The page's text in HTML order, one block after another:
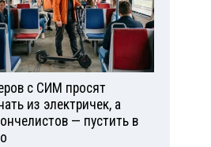
с СИМ просят
из электричек, а
— пустить в